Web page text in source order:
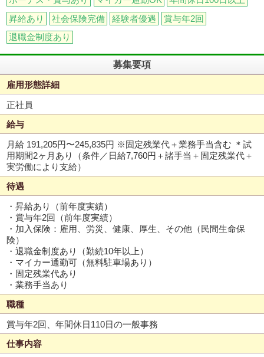
昇給あり
社会保険完備 経験者優遇
賞与年2回
退職金制度あり
募集要項
雇用形態詳細
正社員
給与
月給 191,205円〜245,835円 ※固定残業代＋業務手当含む ＊試
用期間2ヶ月あり（条件／日給7,760円＋諸手当＋固定残業代＋
実労働により支給）
待遇
・昇給あり（前年度実績）
・賞与年2回（前年度実績）
・加入保険：雇用、労災、健康、厚生、その他（民間生命保
険）
・退職金制度あり（勤続10年以上）
・マイカー通勤可（無料駐車場あり）
・固定残業代あり
・業務手当あり
職種
賞与年2回、年間休日110日の一般事務
仕事内容